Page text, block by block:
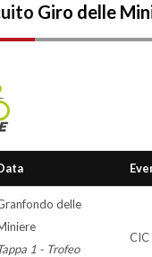
Giro delle
delle
1 - Trofeo
CIC